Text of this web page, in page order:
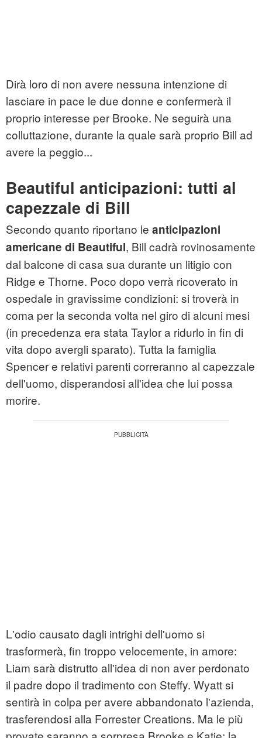
Dirà loro di non avere nessuna intenzione di
lasciare in pace le due donne e confermerà il
proprio interesse per Brooke. Ne seguirà una
colluttazione, durante la quale sarà proprio Bill ad
avere la peggio...
Beautiful anticipazioni: tutti al
capezzale di Bill
Secondo quanto riportano le anticipazioni
americane di Beautiful, Bill cadrà rovinosamente
dal balcone di casa sua durante un litigio con
Ridge e Thorne. Poco dopo verrà ricoverato in
ospedale in gravissime condizioni: si troverà in
coma per la seconda volta nel giro di alcuni mesi
(in precedenza era stata Taylor a ridurlo in fin di
vita dopo avergli sparato). Tutta la famiglia
Spencer e relativi parenti correranno al capezzale
dell'uomo, disperandosi all'idea che lui possa
morire.
L'odio causato dagli intrighi dell'uomo si
trasformerà, fin troppo velocemente, in amore:
Liam sarà distrutto all'idea di non aver perdonato
il padre dopo il tradimento con Steffy. Wyatt si
sentirà in colpa per avere abbandonato l'azienda,
trasferendosi alla Forrester Creations. Ma le più